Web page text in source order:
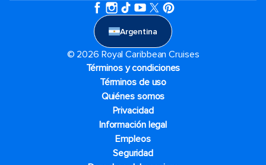
Argentina
© 2026 Royal Caribbean Cruises
Términos y condiciones
Términos de uso
Quiénes somos
Privacidad
Información legal
Empleos
Seguridad